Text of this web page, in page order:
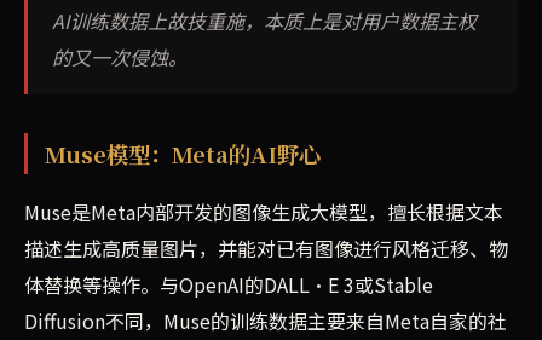
AI训练数据上故技重施，本质上是对用户数据主权
的又一次侵蚀。
Muse模型：Meta的AI野心
Muse是Meta内部开发的图像生成大模型，擅长根据文本
描述生成高质量图片，并能对已有图像进行风格迁移、物
体替换等操作。与OpenAI的DALL·E 3或Stable
Diffusion不同，Muse的训练数据主要来自Meta自家的社